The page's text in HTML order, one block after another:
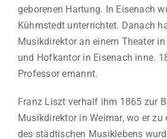
geborenen Hartung. In Eisenach
Kühmstedt unterrichtet. Danach
Musikdirektor an einem Theater
und Hofkantor in Eisenach inne.
Professor ernannt.
Franz Liszt verhalf ihm 1865 zur
Musikdirektor in Weimar, wo er
des städtischen Musiklebens